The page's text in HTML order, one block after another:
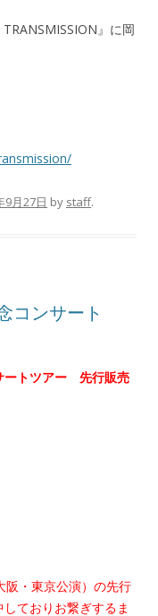
』に岡
9月27日 by staff.
コンサート
ートツアー 先行販売
阪・東京公演）の先行
ておりお繋ぎするま